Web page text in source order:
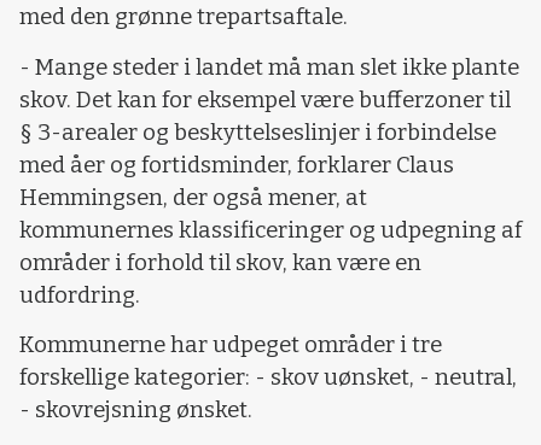
med den grønne trepartsaftale.
- Mange steder i landet må man slet ikke plante
skov. Det kan for eksempel være bufferzoner til
§ 3-arealer og beskyttelseslinjer i forbindelse
med åer og fortidsminder, forklarer Claus
Hemmingsen, der også mener, at
kommunernes klassificeringer og udpegning af
områder i forhold til skov, kan være en
udfordring.
Kommunerne har udpeget områder i tre
forskellige kategorier: - skov uønsket, - neutral,
- skovrejsning ønsket.